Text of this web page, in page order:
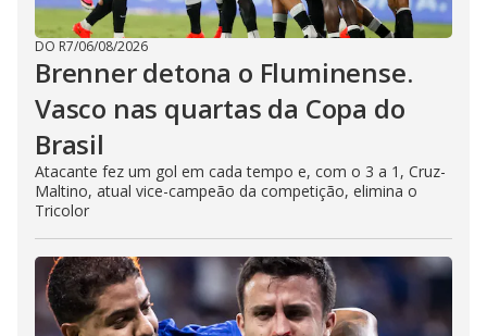
DO R7/06/08/2026
Brenner detona o Fluminense.
Vasco nas quartas da Copa do
Brasil
Atacante fez um gol em cada tempo e, com o 3 a 1, Cruz-
Maltino, atual vice-campeão da competição, elimina o
Tricolor